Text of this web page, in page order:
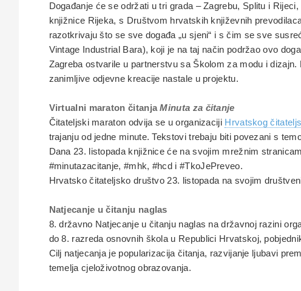
Događanje će se održati u tri grada – Zagrebu, Splitu i
knjižnice Rijeka, s Društvom hrvatskih književnih
razotkrivaju što se sve događa „u sjeni“ i s čim se sve
Vintage Industrial Bara), koji je na taj način podržao ovo
Zagreba ostvarile u partnerstvu sa Školom za modu i
zanimljive odjevne kreacije nastale u projektu.
Virtualni maraton čitanja Minuta za čitanje
Čitateljski maraton odvija se u organizaciji Hrvatskog
trajanju od jedne minute. Tekstovi trebaju biti povezani s
Dana 23. listopada knjižnice će na svojim mrežnim
#minutazacitanje, #mhk, #hcd i #TkoJePreveo.
Hrvatsko čitateljsko društvo 23. listopada na svojim
Natjecanje u čitanju naglas
8. državno Natjecanje u čitanju naglas na državnoj razini
do 8. razreda osnovnih škola u Republici Hrvatskoj,
Cilj natjecanja je popularizacija čitanja, razvijanje ljubavi
temelja cjeloživotnog obrazovanja.